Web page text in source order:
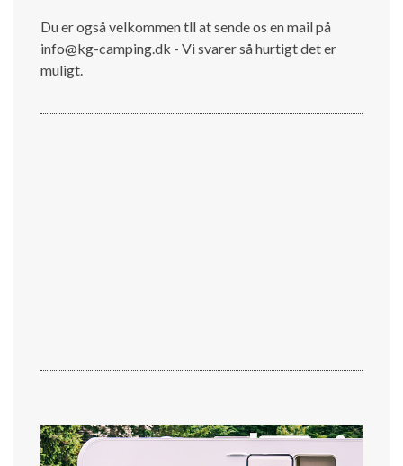
Du er også velkommen tll at sende os en mail på
info@kg-camping.dk - Vi svarer så hurtigt det er
muligt.